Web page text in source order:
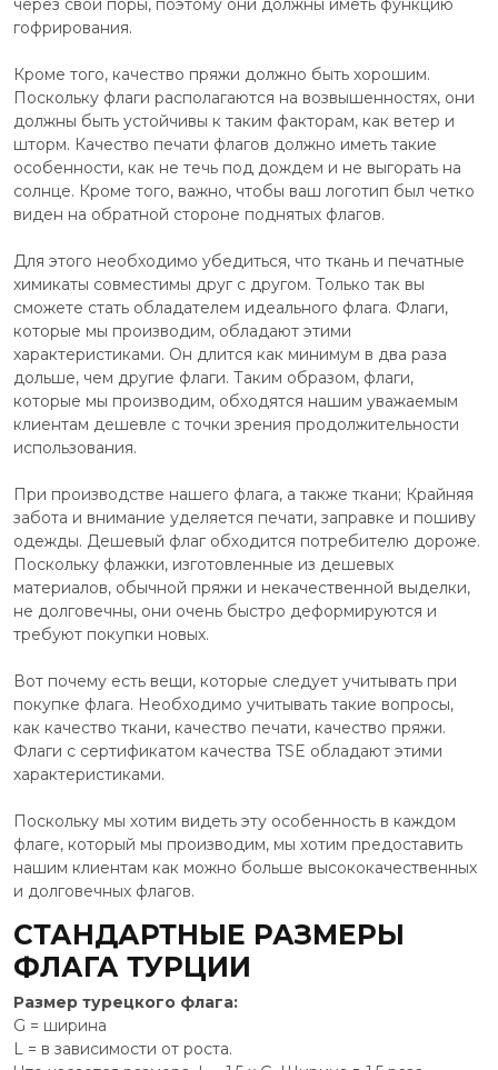
через свои поры, поэтому они должны иметь функцию
гофрирования.
Кроме того, качество пряжи должно быть хорошим.
Поскольку флаги располагаются на возвышенностях, они
должны быть устойчивы к таким факторам, как ветер и
шторм. Качество печати флагов должно иметь такие
особенности, как не течь под дождем и не выгорать на
солнце. Кроме того, важно, чтобы ваш логотип был четко
виден на обратной стороне поднятых флагов.
Для этого необходимо убедиться, что ткань и печатные
химикаты совместимы друг с другом. Только так вы
сможете стать обладателем идеального флага. Флаги,
которые мы производим, обладают этими
характеристиками. Он длится как минимум в два раза
дольше, чем другие флаги. Таким образом, флаги,
которые мы производим, обходятся нашим уважаемым
клиентам дешевле с точки зрения продолжительности
использования.
При производстве нашего флага, а также ткани; Крайняя
забота и внимание уделяется печати, заправке и пошиву
одежды. Дешевый флаг обходится потребителю дороже.
Поскольку флажки, изготовленные из дешевых
материалов, обычной пряжи и некачественной выделки,
не долговечны, они очень быстро деформируются и
требуют покупки новых.
Вот почему есть вещи, которые следует учитывать при
покупке флага. Необходимо учитывать такие вопросы,
как качество ткани, качество печати, качество пряжи.
Флаги с сертификатом качества TSE обладают этими
характеристиками.
Поскольку мы хотим видеть эту особенность в каждом
флаге, который мы производим, мы хотим предоставить
нашим клиентам как можно больше высококачественных
и долговечных флагов.
СТАНДАРТНЫЕ РАЗМЕРЫ
ФЛАГА ТУРЦИИ
Размер турецкого флага:
G = ширина
L = в зависимости от роста.